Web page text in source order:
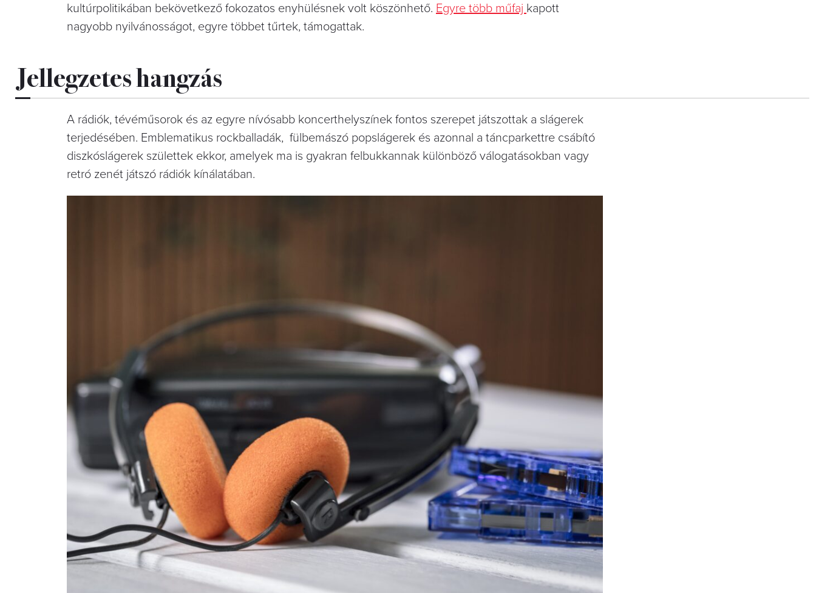
kultúrpolitikában bekövetkező fokozatos enyhülésnek volt köszönhető. Egyre több műfaj kapott
nagyobb nyilvánosságot, egyre többet tűrtek, támogattak.
Jellegzetes hangzás
A rádiók, tévéműsorok és az egyre nívósabb koncerthelyszínek fontos szerepet játszottak a slágerek
terjedésében. Emblematikus rockballadák, fülbemászó popslágerek és azonnal a táncparkettre csábító
diszkóslágerek születtek ekkor, amelyek ma is gyakran felbukkannak különböző válogatásokban vagy
retró zenét játszó rádiók kínálatában.